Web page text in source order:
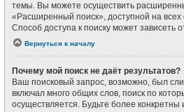
темы. Вы можете осуществить
«Расширенный поиск», доступной на
Способ доступа к поиску может зависеть
Вернуться к началу
Почему мой поиск не даёт результатов?
Ваш поисковый запрос, возможно, был
включал много общих слов, поиск по
осуществляется. Будьте более конкретны